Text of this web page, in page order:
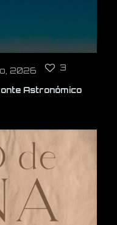
2026 3
Astronómico